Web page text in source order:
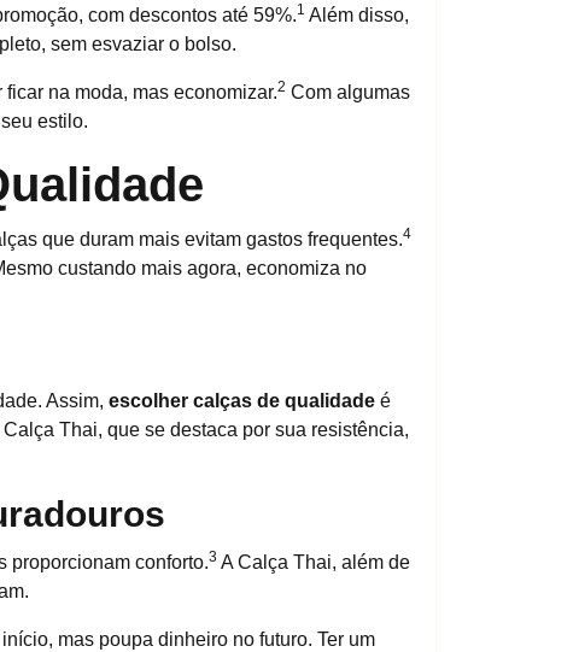
com descontos até 59%.1 Além disso,
sem esvaziar o bolso.
na moda, mas economizar.2 Com algumas
estilo.
que duram mais evitam gastos frequentes.4
custando mais agora, economiza no
Assim, escolher calças de qualidade é
Thai, que se destaca por sua resistência,
proporcionam conforto.3 A Calça Thai, além de
mas poupa dinheiro no futuro. Ter um